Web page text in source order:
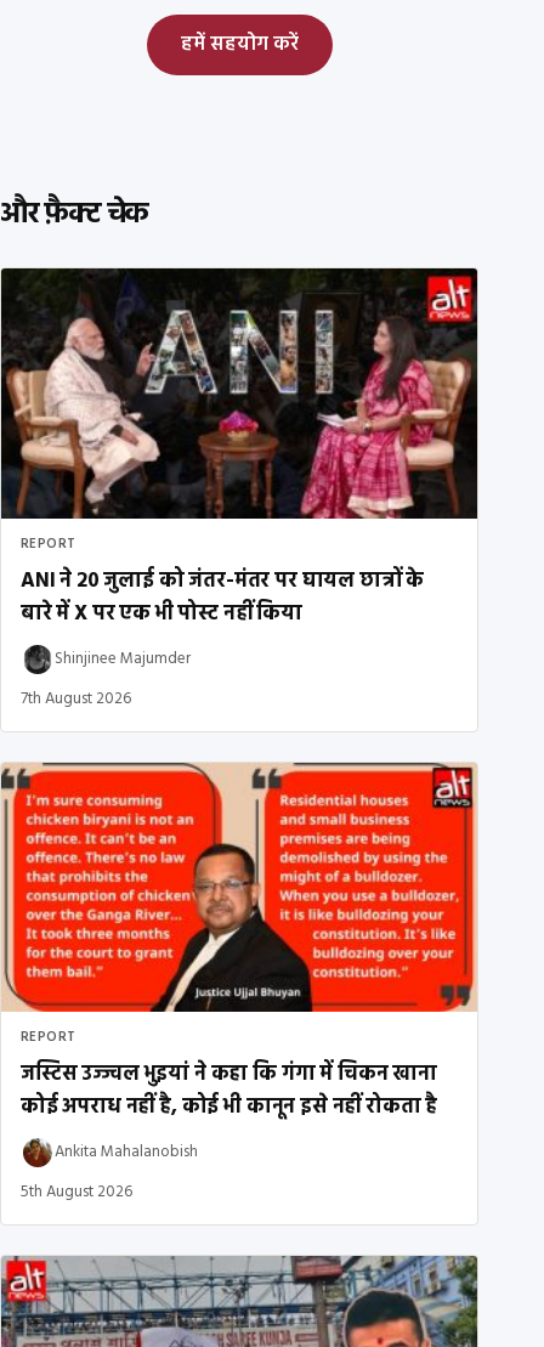
हमें सहयोग करें
और फ़ैक्ट चेक
REPORT
ANI ने 20 जुलाई को जंतर-मंतर पर घायल छात्रों के
बारे में X पर एक भी पोस्ट नहीं किया
Shinjinee Majumder
7th August 2026
REPORT
जस्टिस उज्ज्वल भुइयां ने कहा कि गंगा में चिकन खाना
कोई अपराध नहीं है, कोई भी कानून इसे नहीं रोकता है
Ankita Mahalanobish
5th August 2026